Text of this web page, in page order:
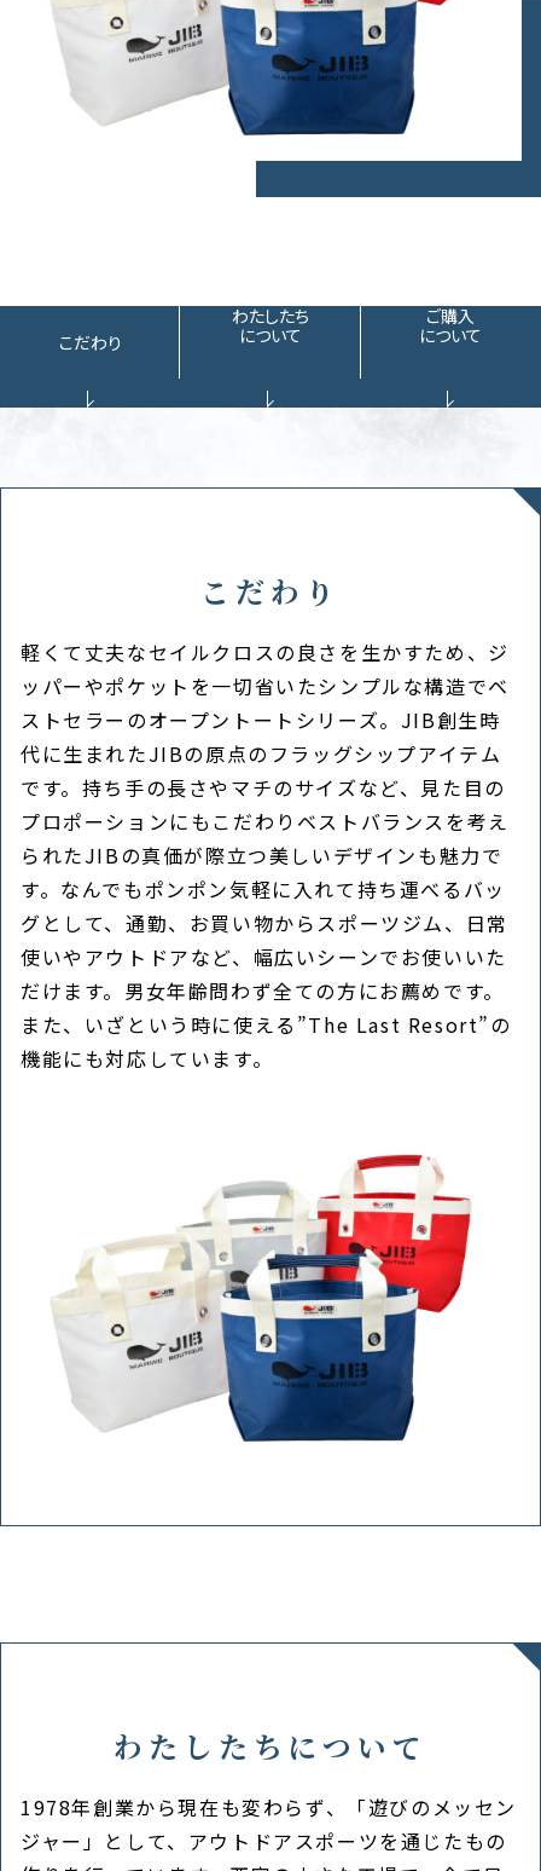
こだわり
わたしたち
について
ご購入
について
こだわり
軽くて丈夫なセイルクロスの良さを生かすため、ジ
ッパーやポケットを一切省いたシンプルな構造でベ
ストセラーのオープントートシリーズ。JIB創生時
代に生まれたJIBの原点のフラッグシップアイテム
です。持ち手の長さやマチのサイズなど、見た目の
プロポーションにもこだわりベストバランスを考え
られたJIBの真価が際立つ美しいデザインも魅力で
す。なんでもポンポン気軽に入れて持ち運べるバッ
グとして、通勤、お買い物からスポーツジム、日常
使いやアウトドアなど、幅広いシーンでお使いいた
だけます。男女年齢問わず全ての方にお薦めです。
また、いざという時に使える”The Last Resort”の
機能にも対応しています。
わたしたちについて
1978年創業から現在も変わらず、「遊びのメッセン
ジャー」として、アウトドアスポーツを通じたもの